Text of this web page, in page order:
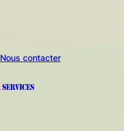
Nous contacter